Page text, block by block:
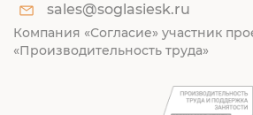
sales@soglasiesk.ru
Компания «Согласие» участник
«Производительность труда»